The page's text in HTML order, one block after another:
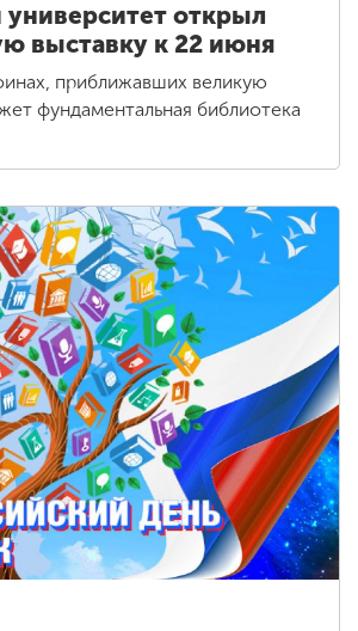
открыл
выставку к 22 июня
приближавших великую
фундаментальная библиотека